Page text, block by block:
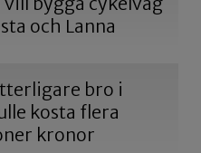
och Lanna
bro i
kosta flera
kronor